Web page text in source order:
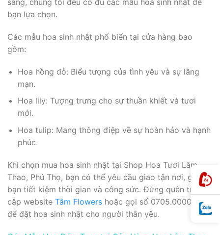
sáng, chúng tôi đều có đủ các mẫu hoa sinh nhật để
bạn lựa chọn.
Các mẫu hoa sinh nhật phổ biến tại cửa hàng bao
gồm:
Hoa hồng đỏ: Biểu tượng của tình yêu và sự lãng
mạn.
Hoa lily: Tượng trưng cho sự thuần khiết và tươi
mới.
Hoa tulip: Mang thông điệp về sự hoàn hảo và hạnh
phúc.
Khi chọn mua hoa sinh nhật tại Shop Hoa Tươi Lâm
Thao, Phú Thọ, bạn có thể yêu cầu giao tận nơi, giúp
bạn tiết kiệm thời gian và công sức. Đừng quên truy
cập website Tâm Flowers hoặc gọi số 0705.0000.55
để đặt hoa sinh nhật cho người thân yêu.